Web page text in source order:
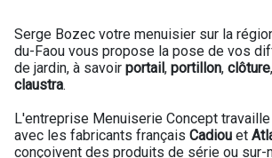
Serge Bozec votre menuisier sur la
du-Faou vous propose la pose de vos
de jardin, à savoir portail, portillon, clôture,
claustra.
L'entreprise Menuiserie Concept
avec les fabricants français Cadiou et
conçoivent des produits de série ou sur-